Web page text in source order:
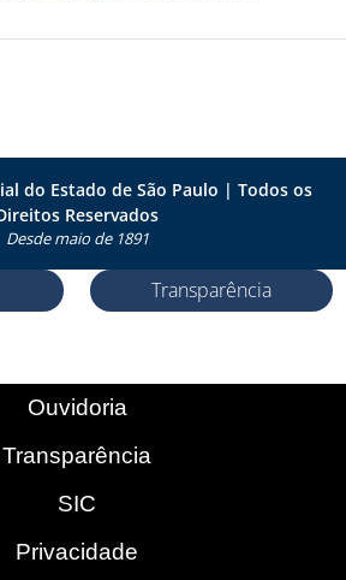
do Estado de São Paulo | Todos os
Reservados
Desde maio de 1891
Transparência
Ouvidoria
Transparência
SIC
Privacidade